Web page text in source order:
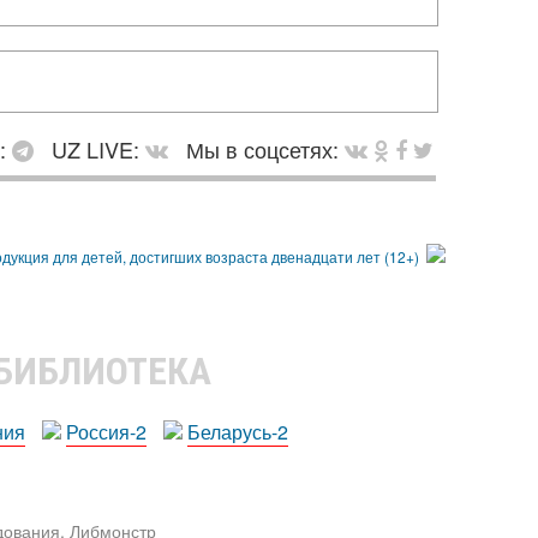
UZ LIVE:
Мы в соцсетях:
Россия-2
Беларусь-2
Либмонстр